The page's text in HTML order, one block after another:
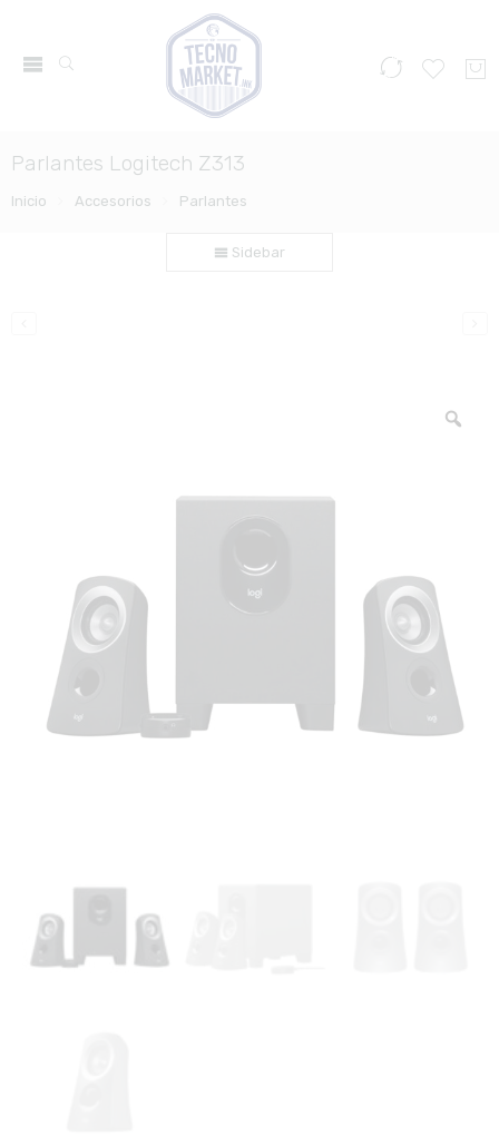
Parlantes Logitech Z313
Inicio Accesorios Parlantes
Sidebar